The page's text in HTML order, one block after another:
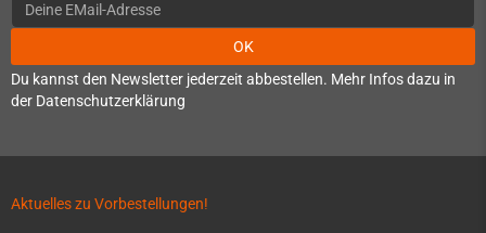
OK
Du kannst den Newsletter jederzeit abbestellen. Mehr Infos dazu in
der Datenschutzerklärung
Aktuelles zu Vorbestellungen!